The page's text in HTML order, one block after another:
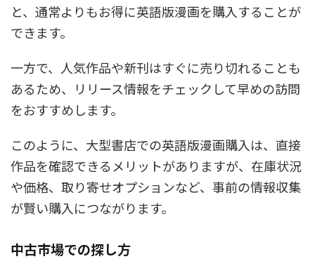
と、通常よりもお得に英語版漫画を購入することが
できます。
一方で、人気作品や新刊はすぐに売り切れることも
あるため、リリース情報をチェックして早めの訪問
をおすすめします。
このように、大型書店での英語版漫画購入は、直接
作品を確認できるメリットがありますが、在庫状況
や価格、取り寄せオプションなど、事前の情報収集
が賢い購入につながります。
中古市場での探し方